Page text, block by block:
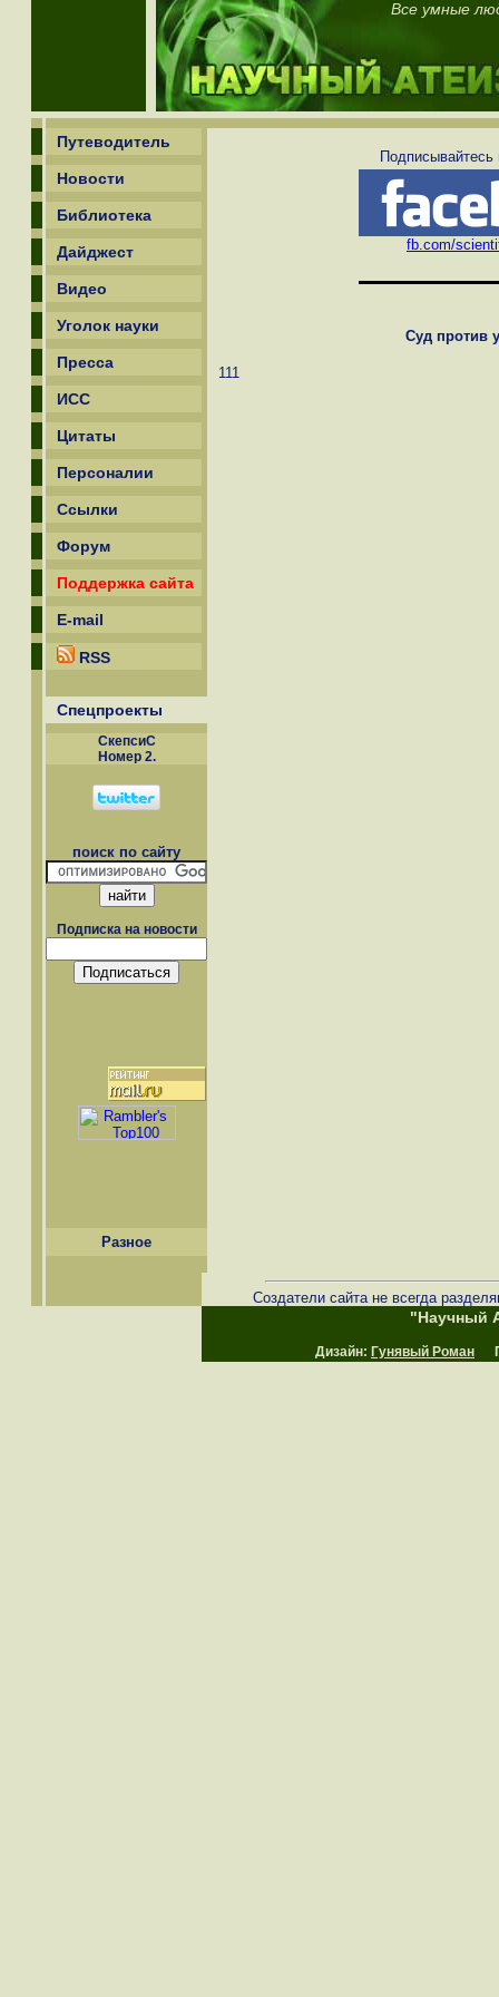
Все умные
Путеводитель
Новости
Библиотека
Дайджест
Видео
Уголок науки
Пресса
ИСС
Цитаты
Персоналии
Ссылки
Форум
Поддержка сайта
E-mail
RSS
Спецпроекты
СкепсиС
Номер 2.
поиск по сайту
Подписка на новости
Разное
Подписывайтесь
fb.com/
Суд против
111
Создатели сайта не всегда
"Научный
Дизайн: Гунявый Роман